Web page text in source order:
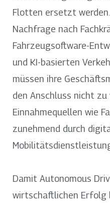
Flotten ersetzt
Nachfrage nach
Fahrzeugsoftware-
und KI-basierten
müssen ihre
den Anschluss nicht zu
Einnahmequellen wie
zunehmend durch
Damit Autonomous
wirtschaftlichen Erfolg